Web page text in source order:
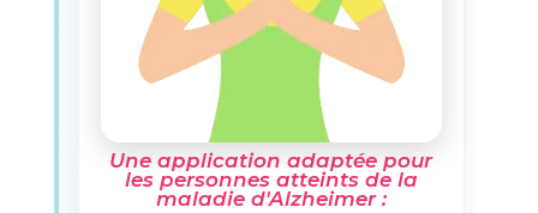
Une application adaptée pour
les personnes atteints de la
maladie d'Alzheimer :